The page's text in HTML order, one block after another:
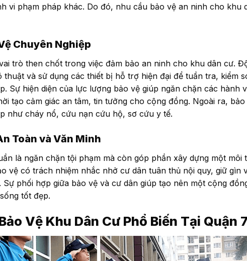
vi phạm pháp khác. Do đó, nhu cầu bảo vệ an ninh cho khu
Chuyên Nghiệp
trò then chốt trong việc đảm bảo an ninh cho khu dân cư.
và sử dụng các thiết bị hỗ trợ hiện đại để tuần tra, kiểm
Sự hiện diện của lực lượng bảo vệ giúp ngăn chặn các hành
tạo cảm giác an tâm, tin tưởng cho cộng đồng. Ngoài ra,
như cháy nổ, cứu nạn cứu hộ, sơ cứu y tế.
Toàn và Văn Minh
là ngăn chặn tội phạm mà còn góp phần xây dựng một môi
vệ có trách nhiệm nhắc nhở cư dân tuân thủ nội quy, giữ gìn
phối hợp giữa bảo vệ và cư dân giúp tạo nên một cộng
tốt đẹp.
Vệ Khu Dân Cư Phổ Biến Tại Quận 7